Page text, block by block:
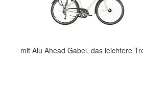
mit Alu Ahead Gabel, das leichtere